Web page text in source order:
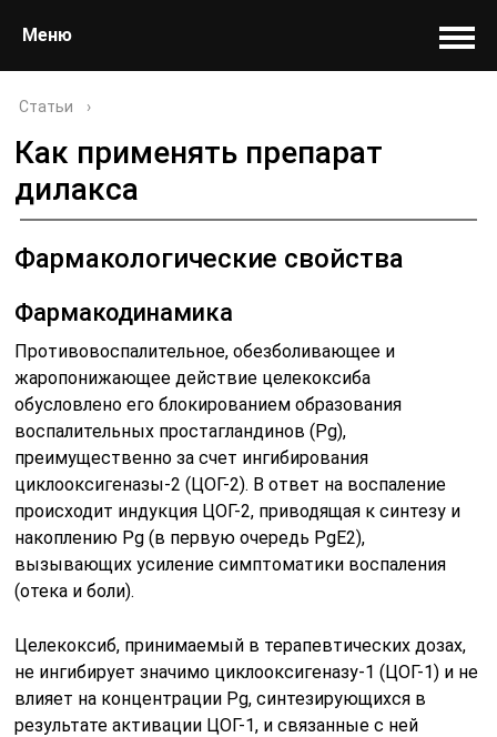
Меню
Статьи ›
Как применять препарат
дилакса
Фармакологические свойства
Фармакодинамика
Противовоспалительное, обезболивающее и
жаропонижающее действие целекоксиба
обусловлено его блокированием образования
воспалительных простагландинов (Pg),
преимущественно за счет ингибирования
циклооксигеназы-2 (ЦОГ-2). В ответ на воспаление
происходит индукция ЦОГ-2, приводящая к синтезу и
накоплению Pg (в первую очередь PgE2),
вызывающих усиление симптоматики воспаления
(отека и боли).
Целекоксиб, принимаемый в терапевтических дозах,
не ингибирует значимо циклооксигеназу-1 (ЦОГ-1) и не
влияет на концентрации Pg, синтезирующихся в
результате активации ЦОГ-1, и связанные с ней